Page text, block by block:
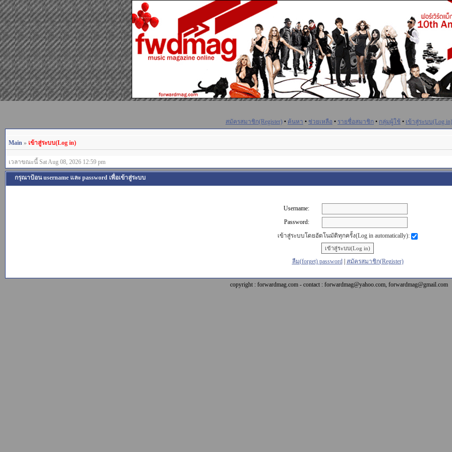
สมัครสมาชิก(Register) • ค้นหา • ช่วยเหลือ • รายชื่อสมาชิก • กลุ่มผู้ใช้ • เข้าสู่ระบบ(Log in)
Main » เข้าสู่ระบบ(Log in)
เวลาขณะนี้ Sat Aug 08, 2026 12:59 pm
กรุณาป้อน username และ password เพื่อเข้าสู่ระบบ
Username:
Password:
เข้าสู่ระบบโดยอัตโนมัติทุกครั้ง(Log in automatically):
ลืม(forget) password| สมัครสมาชิก(Register)
copyright : forwardmag.com - contact : forwardmag@yahoo.com, forwardmag@gmail.com